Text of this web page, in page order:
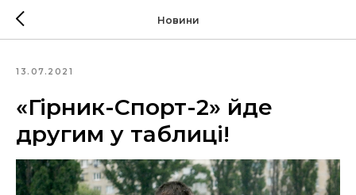
Новини
13.07.2021
«Гірник-Спорт-2» йде
другим у таблиці!